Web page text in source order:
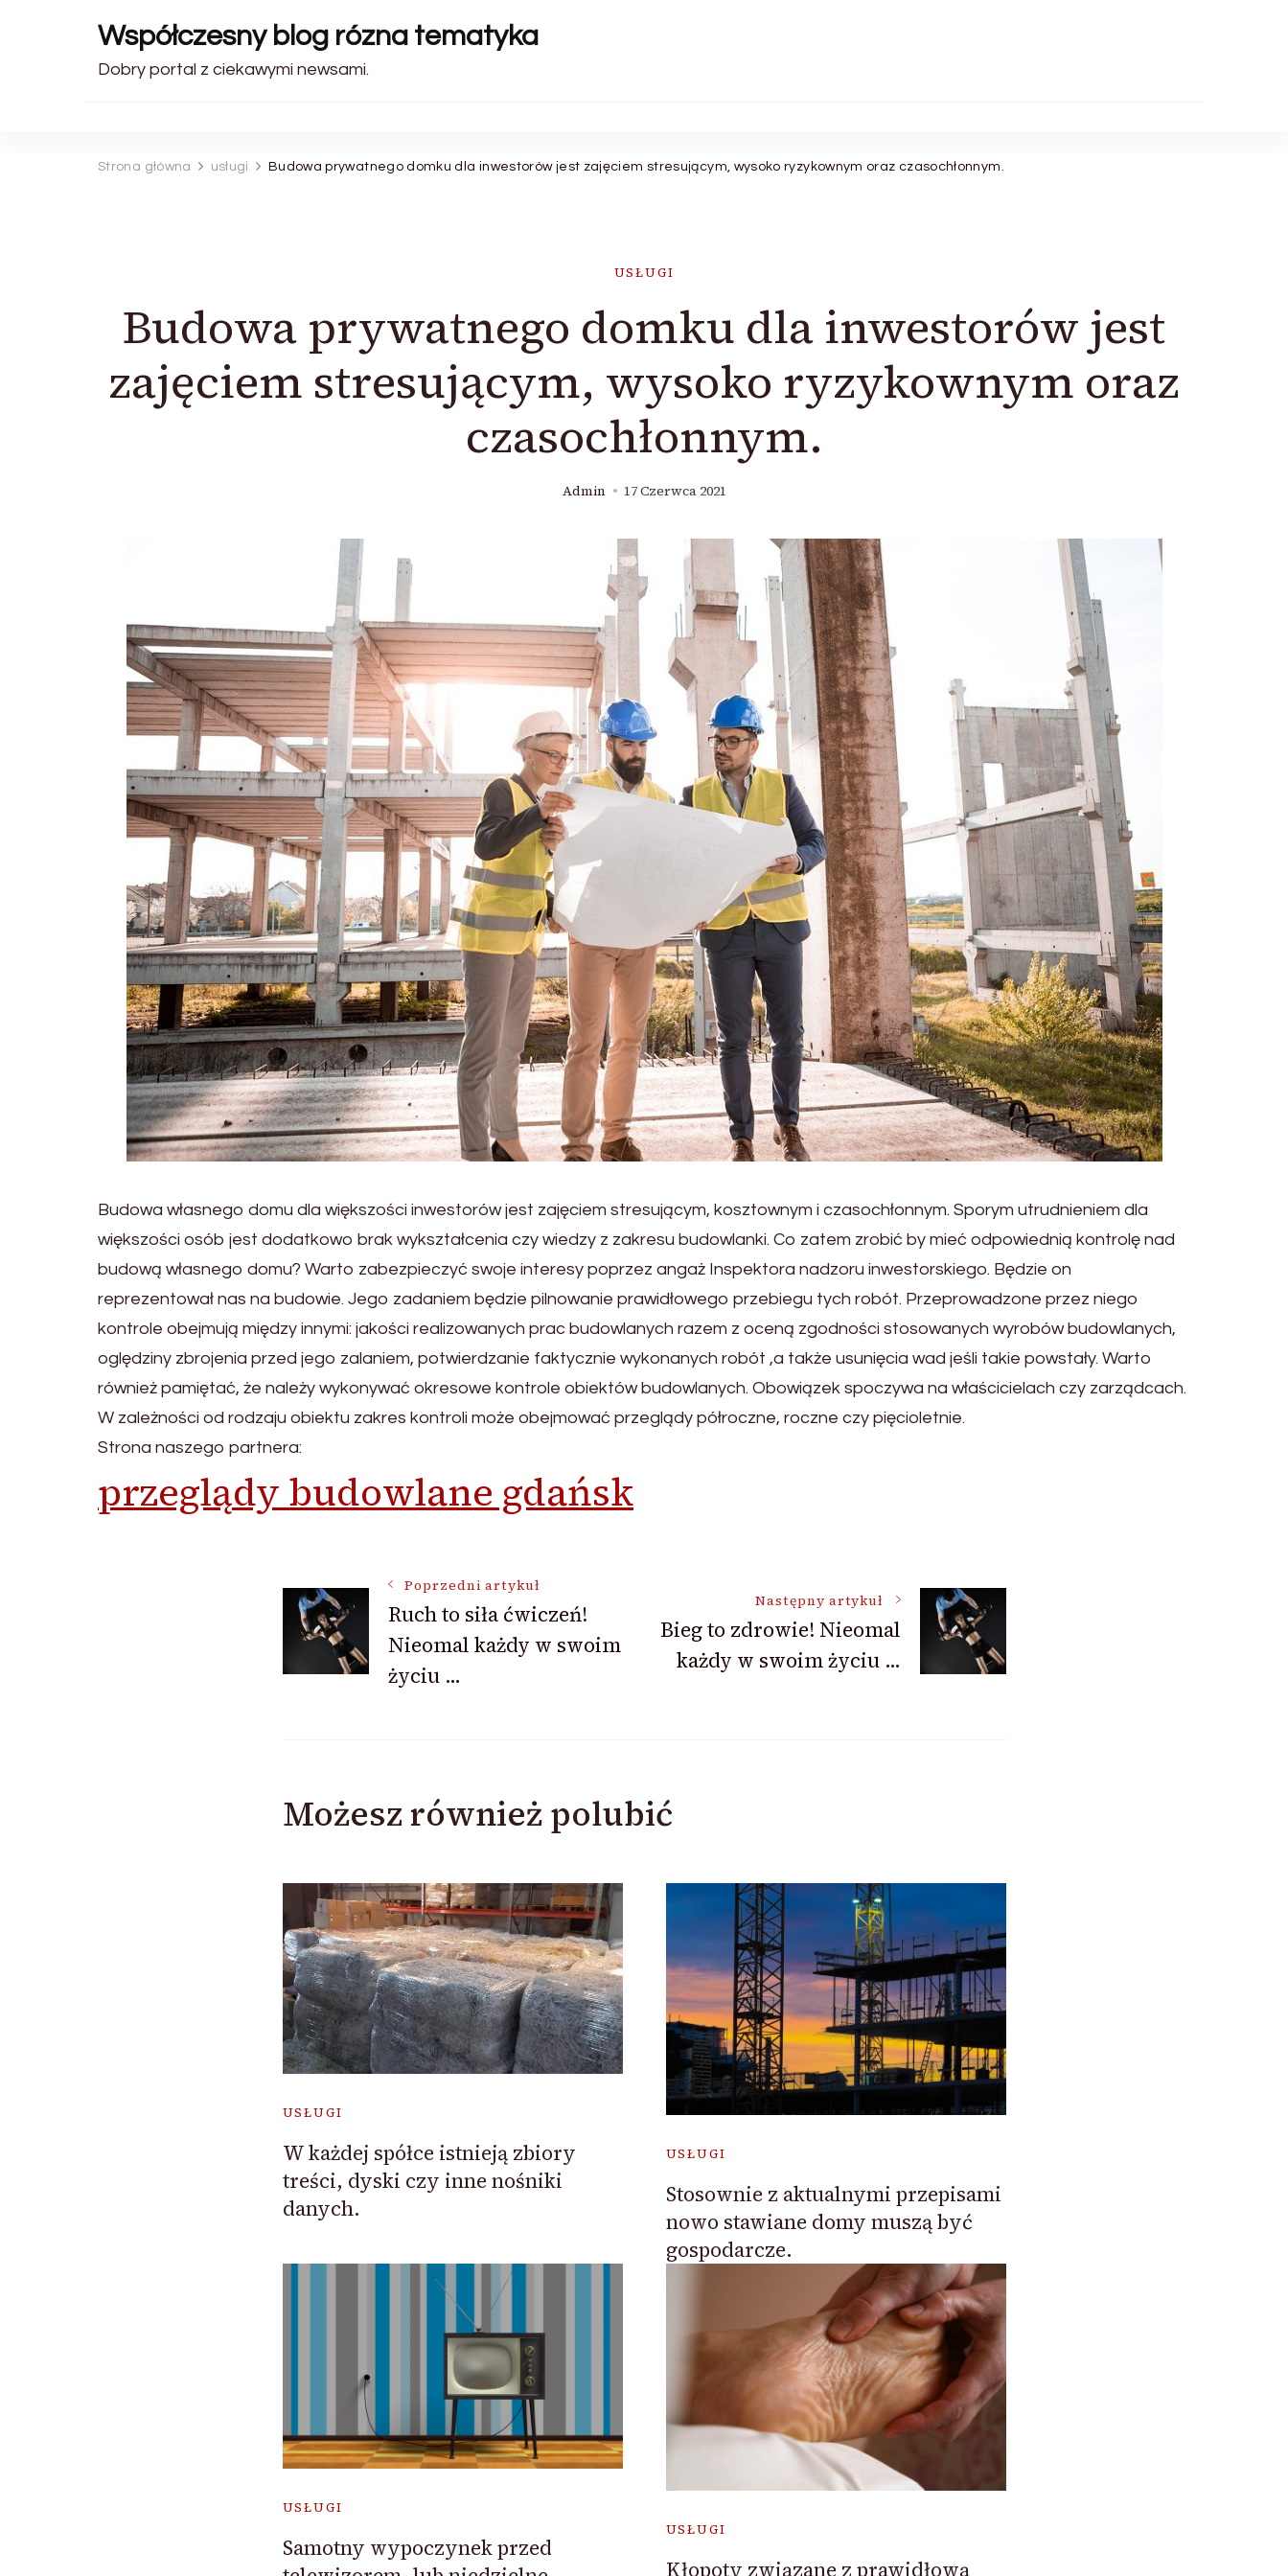
Współczesny blog rózna tematyka
Dobry portal z ciekawymi newsami.
Strona główna usługi Budowa prywatnego domku dla inwestorów jest zajęciem stresującym, wysoko ryzykownym oraz czasochłonnym.
USŁUGI
Budowa prywatnego domku dla inwestorów jest
zajęciem stresującym, wysoko ryzykownym oraz
czasochłonnym.
Admin 17 Czerwca 2021
Budowa własnego domu dla większości inwestorów jest zajęciem stresującym, kosztownym i czasochłonnym. Sporym utrudnieniem dla
większości osób jest dodatkowo brak wykształcenia czy wiedzy z zakresu budowlanki. Co zatem zrobić by mieć odpowiednią kontrolę nad
budową własnego domu? Warto zabezpieczyć swoje interesy poprzez angaż Inspektora nadzoru inwestorskiego. Będzie on
reprezentował nas na budowie. Jego zadaniem będzie pilnowanie prawidłowego przebiegu tych robót. Przeprowadzone przez niego
kontrole obejmują między innymi: jakości realizowanych prac budowlanych razem z oceną zgodności stosowanych wyrobów budowlanych,
oględziny zbrojenia przed jego zalaniem, potwierdzanie faktycznie wykonanych robót ,a także usunięcia wad jeśli takie powstały. Warto
również pamiętać, że należy wykonywać okresowe kontrole obiektów budowlanych. Obowiązek spoczywa na właścicielach czy zarządcach.
W zależności od rodzaju obiektu zakres kontroli może obejmować przeglądy półroczne, roczne czy pięcioletnie.
Strona naszego partnera:
przeglądy budowlane gdańsk
Nawigacja
wpisu
Poprzedni artykuł
Ruch to siła ćwiczeń!
Nieomal każdy w swoim
życiu …
Następny artykuł
Bieg to zdrowie! Nieomal
każdy w swoim życiu …
Możesz również polubić
USŁUGI
W każdej spółce istnieją zbiory
treści, dyski czy inne nośniki
danych.
USŁUGI
Stosownie z aktualnymi przepisami
nowo stawiane domy muszą być
gospodarcze.
USŁUGI
Samotny wypoczynek przed
USŁUGI
Kłopoty związane z prawidłową